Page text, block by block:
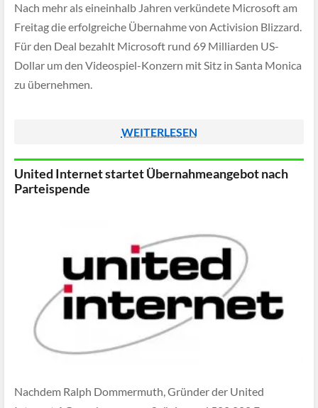
Nach mehr als eineinhalb Jahren verkündete Microsoft am
Freitag die erfolgreiche Übernahme von Activision Blizzard.
Für den Deal bezahlt Microsoft rund 69 Milliarden US-
Dollar um den Videospiel-Konzern mit Sitz in Santa Monica
zu übernehmen.
WEITERLESEN
United Internet startet Übernahmeangebot nach
Parteispende
Nachdem Ralph Dommermuth, Gründer der United